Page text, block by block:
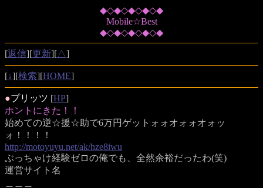
◆◇◆◇◆◇◆◇◆
Mobile☆Best
◆◇◆◇◆◇◆◇◆
[返信][更新][△]
[↓][検索][HOME]
●プリッツ [HP]
ホントにきた！！
始めての逆☆援☆助で6万円ゲットォォオォォオォッ
ォ！！！！
http://motoyuyu.net/ak/hze8iwu
ぶっちゃけ経験ゼロの俺でも、全然余裕だったわ(笑)
運営サイト名